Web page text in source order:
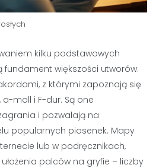
kilku podstawowych
fundament większości utworów.
z którymi zapoznają się
moll i F-dur. Są one
i pozwalają na
popularnych piosenek. Mapy
lub w podręcznikach,
palców na gryfie – liczby